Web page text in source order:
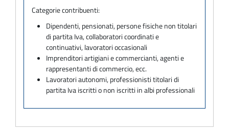
Categorie contribuenti:
Dipendenti, pensionati, persone fisiche non titolari
di partita Iva, collaboratori coordinati e
continuativi, lavoratori occasionali
Imprenditori artigiani e commercianti, agenti e
rappresentanti di commercio, ecc.
Lavoratori autonomi, professionisti titolari di
partita Iva iscritti o non iscritti in albi professionali